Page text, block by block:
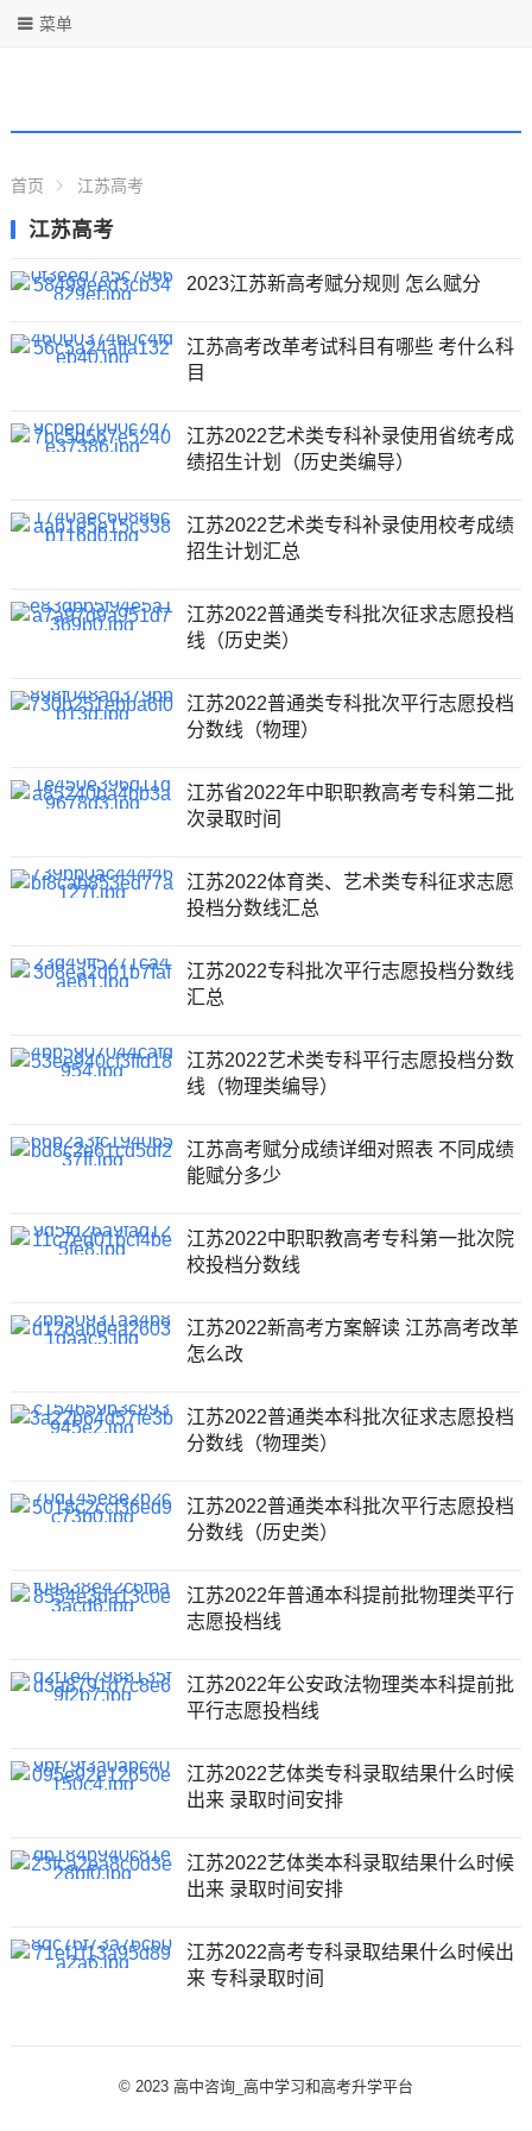
菜单
首页 江苏高考
江苏高考
2023江苏新高考赋分规则 怎么赋分
江苏高考改革考试科目有哪些 考什么科
目
江苏2022艺术类专科补录使用省统考成
绩招生计划（历史类编导）
江苏2022艺术类专科补录使用校考成绩
招生计划汇总
江苏2022普通类专科批次征求志愿投档
线（历史类）
江苏2022普通类专科批次平行志愿投档
分数线（物理）
江苏省2022年中职职教高考专科第二批
次录取时间
江苏2022体育类、艺术类专科征求志愿
投档分数线汇总
江苏2022专科批次平行志愿投档分数线
汇总
江苏2022艺术类专科平行志愿投档分数
线（物理类编导）
江苏高考赋分成绩详细对照表 不同成绩
能赋分多少
江苏2022中职职教高考专科第一批次院
校投档分数线
江苏2022新高考方案解读 江苏高考改革
怎么改
江苏2022普通类本科批次征求志愿投档
分数线（物理类）
江苏2022普通类本科批次平行志愿投档
分数线（历史类）
江苏2022年普通本科提前批物理类平行
志愿投档线
江苏2022年公安政法物理类本科提前批
平行志愿投档线
江苏2022艺体类专科录取结果什么时候
出来 录取时间安排
江苏2022艺体类本科录取结果什么时候
出来 录取时间安排
江苏2022高考专科录取结果什么时候出
来 专科录取时间
© 2023 高中咨询_高中学习和高考升学平台